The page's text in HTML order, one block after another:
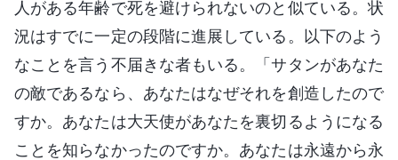
人がある年齢で死を避けられないのと似ている。状
況はすでに一定の段階に進展している。以下のよう
なことを言う不届きな者もいる。「サタンがあなた
の敵であるなら、あなたはなぜそれを創造したので
すか。あなたは大天使があなたを裏切るようになる
ことを知らなかったのですか。あなたは永遠から永